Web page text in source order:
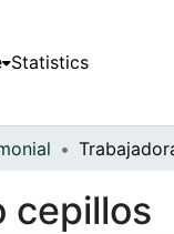
Statistics
cepillos